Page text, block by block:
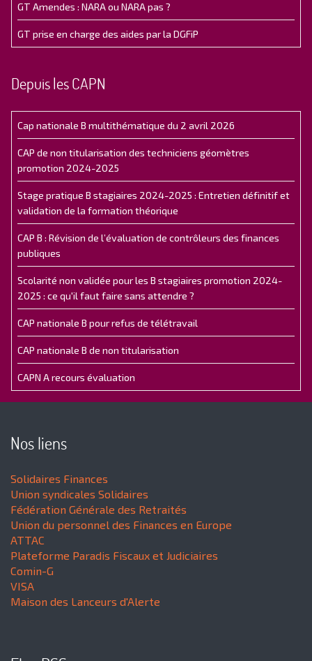
GT Amendes : NARA ou NARA pas ?
GT prise en charge des aides par la DGFiP
Depuis les CAPN
Cap nationale B multithématique du 2 avril 2026
CAP de non titularisation des techniciens géomètres
promotion 2024-2025
Stage pratique B stagiaires 2024-2025 : Entretien définitif et
validation de la formation théorique
CAP B : Révision de l’évaluation de contrôleurs des finances
publiques
Scolarité non validée pour les B stagiaires promotion 2024-
2025 : ce qu'il faut faire sans attendre ?
CAP nationale B pour refus de télétravail
CAP nationale B de non titularisation
CAPN A recours évaluation
Nos liens
Solidaires Finances
Union syndicales Solidaires
Fédération Générale des Retraités
Union du personnel des Finances en Europe
ATTAC
Plateforme Paradis Fiscaux et Judiciaires
Comin-G
VISA
Maison des Lanceurs d'Alerte